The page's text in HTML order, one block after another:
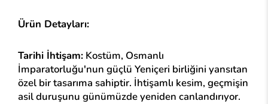
Ürün Detayları:
Tarihi İhtişam: Kostüm, Osmanlı
İmparatorluğu'nun güçlü Yeniçeri birliğini yansıtan
özel bir tasarıma sahiptir. İhtişamlı kesim, geçmişin
asil duruşunu günümüzde yeniden canlandırıyor.